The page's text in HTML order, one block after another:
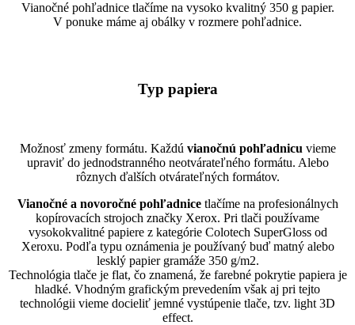
Vianočné pohľadnice tlačíme na vysoko kvalitný 350 g papier.
V ponuke máme aj obálky v rozmere pohľadnice.
Typ papiera
Možnosť zmeny formátu. Každú vianočnú pohľadnicu vieme
upraviť do jednodstranného neotvárateľného formátu. Alebo
rôznych ďalších otvárateľných formátov.
Vianočné a novoročné pohľadnicetlačíme na profesionálnych
kopírovacích strojoch značky Xerox. Pri tlači používame
vysokokvalitné papiere z kategórie Colotech SuperGloss od
Xeroxu. Podľa typu oznámenia je používaný buď matný alebo
lesklý papier gramáže 350 g/m2.
Technológia tlače je flat, čo znamená, že farebné pokrytie papiera je
hladké. Vhodným grafickým prevedením však aj pri tejto
technológii vieme docieliť jemné vystúpenie tlače, tzv. light 3D
effect.